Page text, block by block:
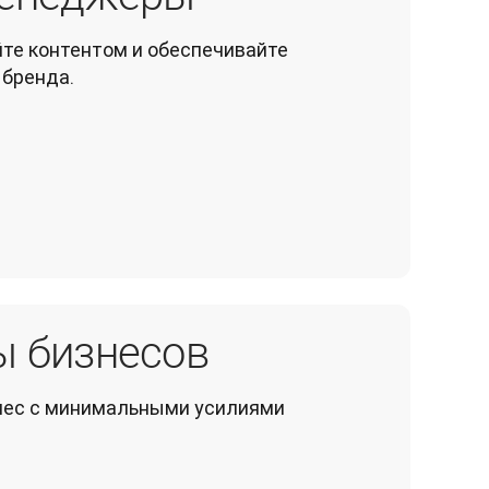
контентом и обеспечивайте
бизнесов
с минимальными усилиями